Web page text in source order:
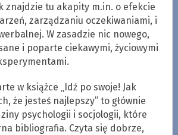
znajdzie tu akapity m.in. o efekcie
zarządzaniu oczekiwaniami, i
W zasadzie nic nowego,
i poparte ciekawymi, życiowymi
w książce „Idź po swoje! Jak
że jesteś najlepszy” to głównie
psychologii i socjologii, które
bibliografia. Czyta się dobrze,